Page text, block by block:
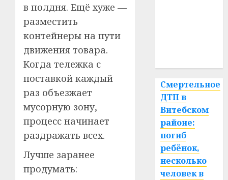
в полдня. Ещё хуже —
разместить
контейнеры на пути
движения товара.
Когда тележка с
поставкой каждый
раз объезжает
мусорную зону,
процесс начинает
раздражать всех.
Лучше заранее
продумать:
Смертельное
ДТП в
Витебском
районе:
погиб
ребёнок,
несколько
человек в